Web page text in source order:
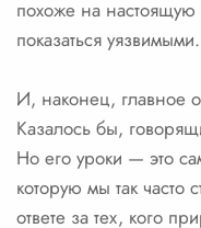
похоже на
показаться уязвимыми.
И, наконец, главное
Казалось бы,
Но его уроки — это
которую мы так часто
ответе за тех, кого